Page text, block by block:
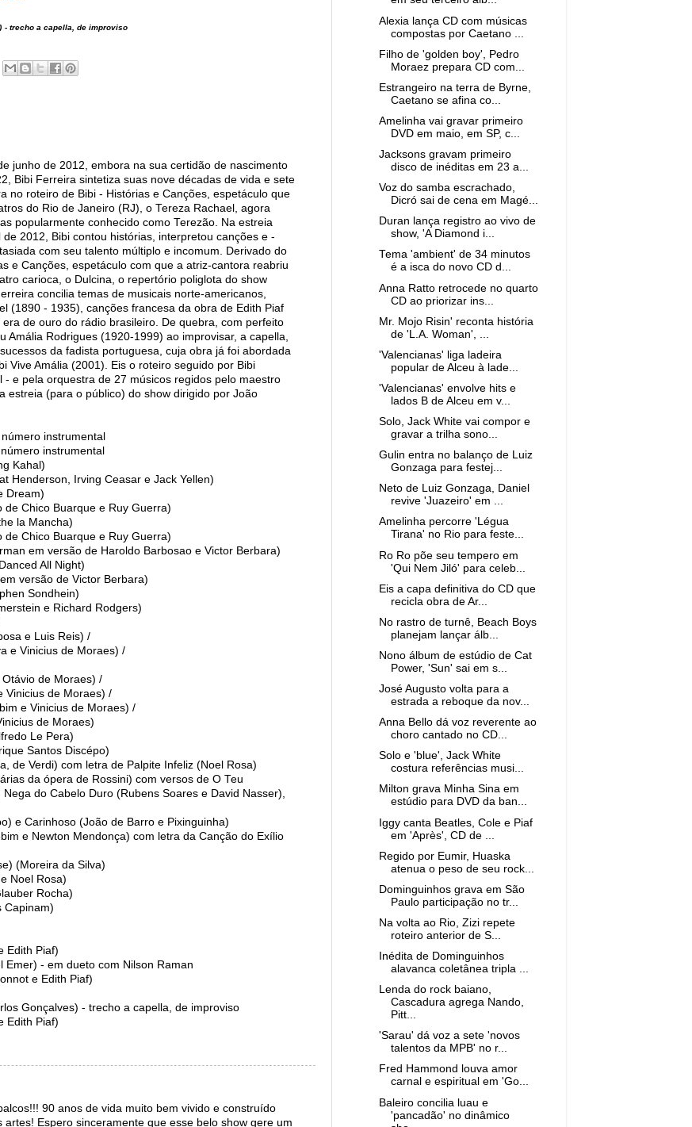
- trecho a capella, de improviso
junho de 2012, embora na sua certidão de nascimento
Bibi Ferreira sintetiza suas nove décadas de vida e sete
no roteiro de Bibi - Histórias e Canções, espetáculo que
do Rio de Janeiro (RJ), o Tereza Rachael, agora
popularmente conhecido como Terezão. Na estreia
2012, Bibi contou histórias, interpretou canções e -
com seu talento múltiplo e incomum. Derivado do
e Canções, espetáculo com que a atriz-cantora reabriu
carioca, o Dulcina, o repertório poliglota do show
concilia temas de musicais norte-americanos,
(1890 - 1935), canções francesa da obra de Edith Piaf
de ouro do rádio brasileiro. De quebra, com perfeito
Amália Rodrigues (1920-1999) ao improvisar, a capella,
da fadista portuguesa, cuja obra já foi abordada
Vive Amália (2001). Eis o roteiro seguido por Bibi
- e pela orquestra de 27 músicos regidos pelo maestro
estreia (para o público) do show dirigido por João
instrumental
instrumental
Kahal)
Henderson, Irving Ceasar e Jack Yellen)
Dream)
Chico Buarque e Ruy Guerra)
la Mancha)
Chico Buarque e Ruy Guerra)
em versão de Haroldo Barbosao e Victor Berbara)
All Night)
versão de Victor Berbara)
Sondhein)
e Richard Rodgers)
e Luis Reis) /
e Vinicius de Moraes) /
de Moraes) /
Vinicius de Moraes) /
e Vinicius de Moraes) /
de Moraes)
Le Pera)
Santos Discépo)
de Verdi) com letra de Palpite Infeliz (Noel Rosa)
da ópera de Rossini) com versos de O Teu
do Cabelo Duro (Rubens Soares e David Nasser),
e Carinhoso (João de Barro e Pixinguinha)
e Newton Mendonça) com letra da Canção do Exílio
(Moreira da Silva)
Noel Rosa)
Rocha)
Capinam)
Edith Piaf)
Emer) - em dueto com Nilson Raman
e Edith Piaf)
Gonçalves) - trecho a capella, de improviso
Edith Piaf)
90 anos de vida muito bem vivido e construído
Espero sinceramente que esse belo show gere um
Alexia lança CD com músicas
compostas por Caetano ...
Filho de 'golden boy', Pedro
Moraez prepara CD com...
Estrangeiro na terra de Byrne,
Caetano se afina co...
Amelinha vai gravar primeiro
DVD em maio, em SP, c...
Jacksons gravam primeiro
disco de inéditas em 23 a...
Voz do samba escrachado,
Dicró sai de cena em Magé...
Duran lança registro ao vivo de
show, 'A Diamond i...
Tema 'ambient' de 34 minutos
é a isca do novo CD d...
Anna Ratto retrocede no quarto
CD ao priorizar ins...
Mr. Mojo Risin' reconta história
de 'L.A. Woman', ...
'Valencianas' liga ladeira
popular de Alceu à lade...
'Valencianas' envolve hits e
lados B de Alceu em v...
Solo, Jack White vai compor e
gravar a trilha sono...
Gulin entra no balanço de Luiz
Gonzaga para festej...
Neto de Luiz Gonzaga, Daniel
revive 'Juazeiro' em ...
Amelinha percorre 'Légua
Tirana' no Rio para feste...
Ro Ro põe seu tempero em
'Qui Nem Jiló' para celeb...
Eis a capa definitiva do CD que
recicla obra de Ar...
No rastro de turnê, Beach Boys
planejam lançar álb...
Nono álbum de estúdio de Cat
Power, 'Sun' sai em s...
José Augusto volta para a
estrada a reboque da nov...
Anna Bello dá voz reverente ao
choro cantado no CD...
Solo e 'blue', Jack White
costura referências musi...
Milton grava Minha Sina em
estúdio para DVD da ban...
Iggy canta Beatles, Cole e Piaf
em 'Après', CD de ...
Regido por Eumir, Huaska
atenua o peso de seu rock...
Dominguinhos grava em São
Paulo participação no tr...
Na volta ao Rio, Zizi repete
roteiro anterior de S...
Inédita de Dominguinhos
alavanca coletânea tripla ...
Lenda do rock baiano,
Cascadura agrega Nando,
Pitt...
'Sarau' dá voz a sete 'novos
talentos da MPB' no r...
Fred Hammond louva amor
carnal e espiritual em 'Go...
Baleiro concilia luau e
'pancadão' no dinâmico